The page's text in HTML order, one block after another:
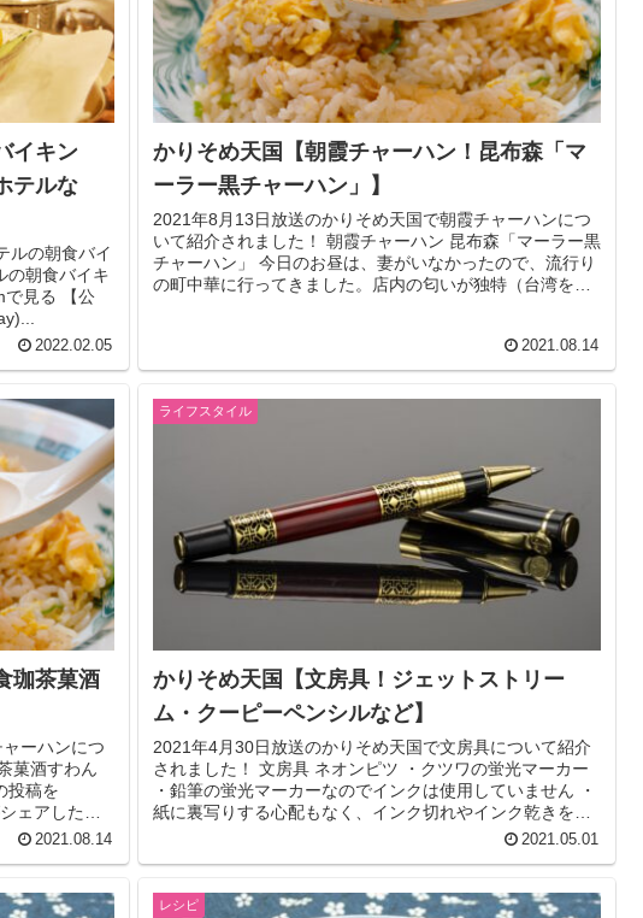
イキン
テルな
ルの朝食バイ
の朝食バイキ
で見る 【公
2022.02.05
かりそめ天国【朝霞チャーハン！昆布森「マ
ーラー黒チャーハン」】
2021年8月13日放送のかりそめ天国で朝霞チャーハンにつ
いて紹介されました！ 朝霞チャーハン 昆布森「マーラー黒
チャーハン」 今日のお昼は、妻がいなかったので、流行り
の町中華に行ってきました。店内の匂いが独特（台湾を思
2021.08.14
珈茶菓酒
ーハンにつ
菓酒すわん
投稿を
ェアした投
2021.08.14
ライフスタイル
かりそめ天国【文房具！ジェットストリー
ム・クーピーペンシルなど】
2021年4月30日放送のかりそめ天国で文房具について紹介
されました！ 文房具 ネオンピツ ・クツワの蛍光マーカー
・鉛筆の蛍光マーカーなのでインクは使用していません ・
紙に裏写りする心配もなく、インク切れやインク乾きを気
2021.05.01
レシピ